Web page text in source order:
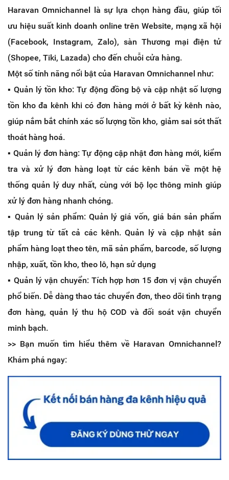
Haravan Omnichannel là sự lựa chọn hàng đầu, giúp tối
ưu hiệu suất kinh doanh online trên Website, mạng xã hội
(Facebook, Instagram, Zalo), sàn Thương mại điện tử
(Shopee, Tiki, Lazada) cho đến chuỗi cửa hàng.
Một số tính năng nổi bật của Haravan Omnichannel như:
▪️ Quản lý tồn kho: Tự động đồng bộ và cập nhật số lượng
tồn kho đa kênh khi có đơn hàng mới ở bất kỳ kênh nào,
giúp nắm bắt chính xác số lượng tồn kho, giảm sai sót thất
thoát hàng hoá.
▪️ Quản lý đơn hàng: Tự động cập nhật đơn hàng mới, kiểm
tra và xử lý đơn hàng loạt từ các kênh bán về một hệ
thống quản lý duy nhất, cùng với bộ lọc thông minh giúp
xử lý đơn hàng nhanh chóng.
▪️ Quản lý sản phẩm: Quản lý giá vốn, giá bán sản phẩm
tập trung từ tất cả các kênh. Quản lý và cập nhật sản
phẩm hàng loạt theo tên, mã sản phẩm, barcode, số lượng
nhập, xuất, tồn kho, theo lô, hạn sử dụng
▪️ Quản lý vận chuyển: Tích hợp hơn 15 đơn vị vận chuyển
phổ biến. Dễ dàng thao tác chuyển đơn, theo dõi tình trạng
đơn hàng, quản lý thu hộ COD và đối soát vận chuyển
minh bạch.
>> Bạn muốn tìm hiểu thêm về Haravan Omnichannel?
Khám phá ngay: